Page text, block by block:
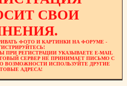
СВОИ
ФОТО И КАРТИНКИ НА ФОРУМЕ -
ПРИ РЕГИСТРАЦИИ УКАЗЫВАЕТЕ E-MAIL
СЕРВЕР НЕ ПРИНИМАЕТ ПИСЬМО С
ВОЗМОЖНОСТИ ИСПОЛЬЗУЙТЕ ДРУГИЕ
АДРЕСА!